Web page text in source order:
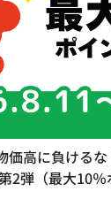
表示
価高に負ける
2弾（最大10％